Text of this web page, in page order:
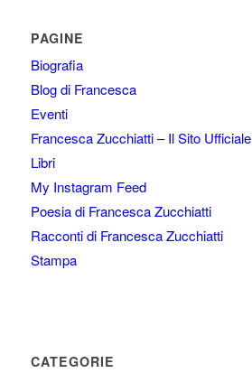
PAGINE
Biografia
Blog di Francesca
Eventi
Francesca Zucchiatti – Il Sito Ufficiale
Libri
My Instagram Feed
Poesia di Francesca Zucchiatti
Racconti di Francesca Zucchiatti
Stampa
CATEGORIE